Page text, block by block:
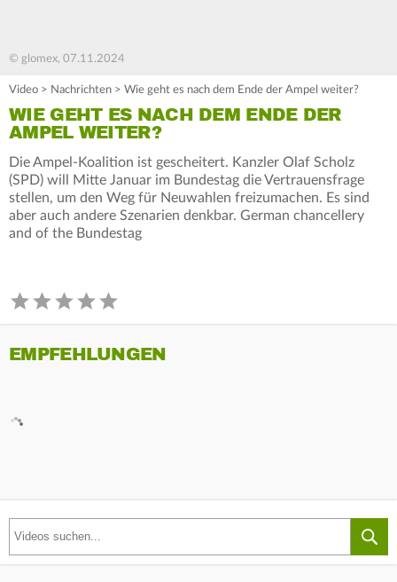
© glomex, 07.11.2024
Video > Nachrichten > Wie geht es nach dem Ende der Ampel weiter?
WIE GEHT ES NACH DEM ENDE DER
AMPEL WEITER?
Die Ampel-Koalition ist gescheitert. Kanzler Olaf Scholz
(SPD) will Mitte Januar im Bundestag die Vertrauensfrage
stellen, um den Weg für Neuwahlen freizumachen. Es sind
aber auch andere Szenarien denkbar. German chancellery
and of the Bundestag
EMPFEHLUNGEN